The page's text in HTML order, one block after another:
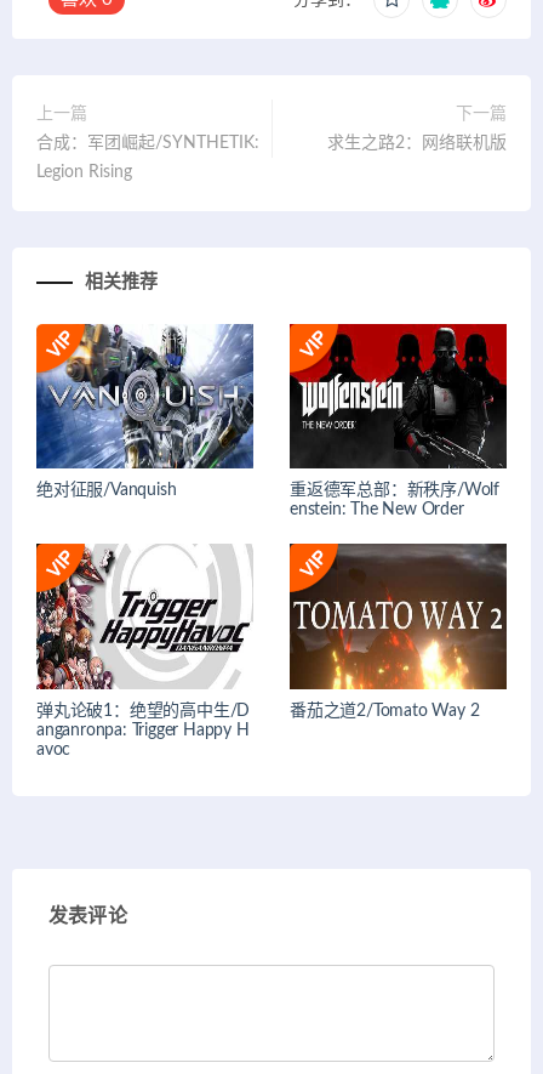
上一篇
合成：军团崛起/SYNTHETIK:
Legion Rising
下一篇
求生之路2：网络联机版
相关推荐
绝对征服/Vanquish
重返德军总部：新秩序/Wolf
enstein: The New Order
弹丸论破1：绝望的高中生/D
anganronpa: Trigger Happy H
avoc
番茄之道2/Tomato Way 2
发表评论